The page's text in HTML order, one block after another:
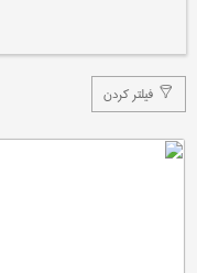
فیلتر کردن